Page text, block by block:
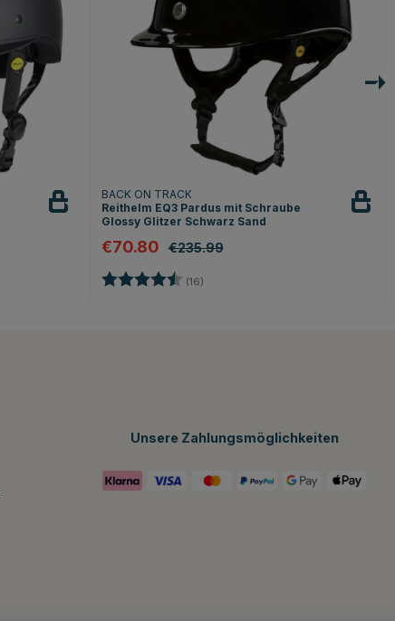
BACK ON TRACK
Reithelm EQ3 Pardus mit Schraube
Glossy Glitzer Schwarz Sand
€70.80 €235.99
Bewertung: (16)
Unsere Zahlungsmöglichkeiten